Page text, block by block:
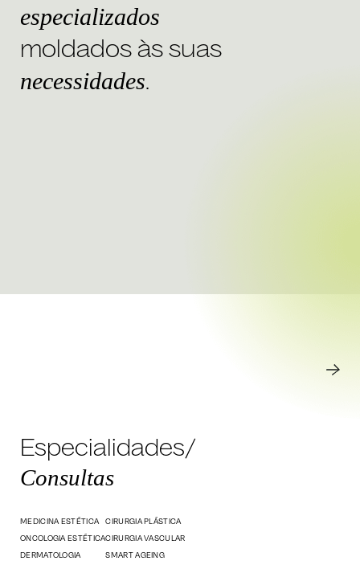
especializados
moldados às suas
necessidades.
Especialidades/
Consultas
MEDICINA ESTÉTICA
ONCOLOGIA ESTÉTICA
DERMATOLOGIA
CIRURGIA PLÁSTICA
CIRURGIA VASCULAR
SMART AGEING